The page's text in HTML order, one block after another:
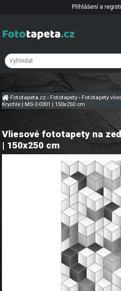
Fototapeta.cz› Fototapety› Fototapety
Krychle | MS-2-0301 | 150x250 cm
Vliesové fototapety na
| 150x250 cm
Přihlášení a